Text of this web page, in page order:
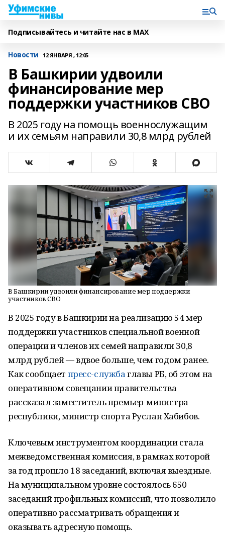
Подписывайтесь и читайте нас в MAX
Новости 12 ЯНВАРЯ , 12:05
В Башкирии удвоили
финансирование мер
поддержки участников СВО
В 2025 году на помощь военнослужащим
и их семьям направили 30,8 млрд рублей
В Башкирии удвоили финансирование мер поддержки
участников СВО
В 2025 году в Башкирии на реализацию 54 мер
поддержки участников специальной военной
операции и членов их семей направили 30,8
млрд рублей — вдвое больше, чем годом ранее.
Как сообщает пресс-службаглавы РБ, об этом на
оперативном совещании правительства
рассказал заместитель премьер-министра
республики, министр спорта Руслан Хабибов.
Ключевым инструментом координации стала
межведомственная комиссия, в рамках которой
за год прошло 18 заседаний, включая выездные.
На муниципальном уровне состоялось 650
заседаний профильных комиссий, что позволило
оперативно рассматривать обращения и
оказывать адресную помощь.